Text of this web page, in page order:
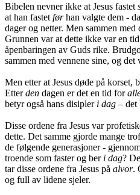
Bibelen nevner ikke at Jesus fastet
at han fastet førhan valgte dem -
dager og netter. Men sammen
Grunnen var at dette ikke var en
åpenbaringen av Guds rike.
sammen med vennene sine, og
Men etter at Jesus døde på korset,
Etterden dagen er det en tid for
betyr også hans disipler i dag – det
Disse ordene fra Jesus var
dette. Det samme gjorde mange
de følgende generasjoner -
troende som faster og ber i dag?
tar disse ordene fra Jesus på alvor.
og full av lidene sjeler.